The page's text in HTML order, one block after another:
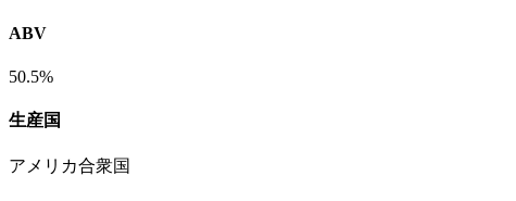
ABV
50.5%
生産国
アメリカ合衆国